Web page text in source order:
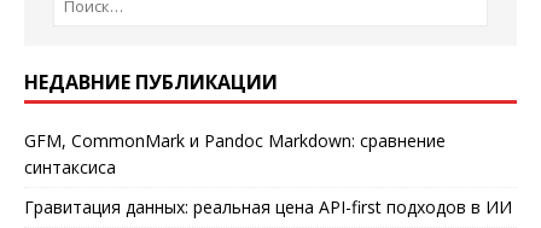
НЕДАВНИЕ ПУБЛИКАЦИИ
GFM, CommonMark и Pandoc Markdown: сравнение
синтаксиса
Гравитация данных: реальная цена API-first подходов в ИИ